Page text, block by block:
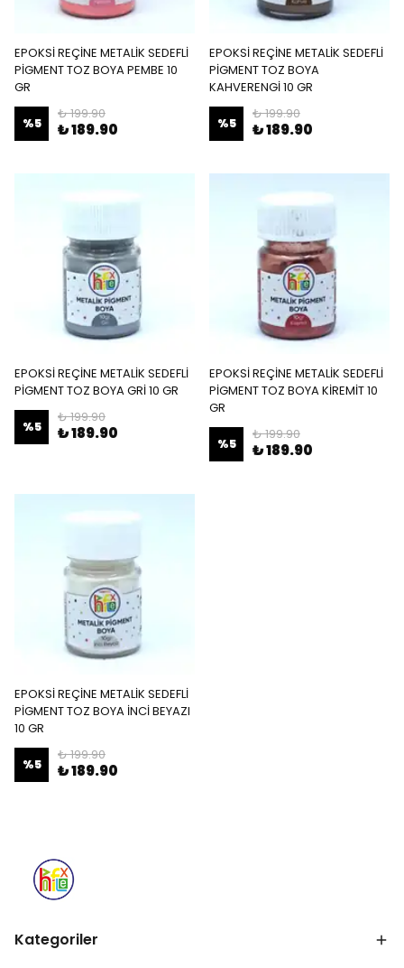
EPOKSİ REÇİNE METALİK SEDEFLİ
PİGMENT TOZ BOYA PEMBE 10
GR
%5
₺ 199.90
₺ 189.90
EPOKSİ REÇİNE METALİK SEDEFLİ
PİGMENT TOZ BOYA
KAHVERENGİ 10 GR
%5
₺ 199.90
₺ 189.90
EPOKSİ REÇİNE METALİK SEDEFLİ
PİGMENT TOZ BOYA GRİ 10 GR
%5
₺ 199.90
₺ 189.90
EPOKSİ REÇİNE METALİK SEDEFLİ
PİGMENT TOZ BOYA KİREMİT 10
GR
%5
₺ 199.90
₺ 189.90
EPOKSİ REÇİNE METALİK SEDEFLİ
PİGMENT TOZ BOYA İNCİ BEYAZI
10 GR
%5
₺ 199.90
₺ 189.90
Kategoriler